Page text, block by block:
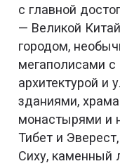
с главной
— Великой
городом,
мегаполисами с
архитектурой и
зданиями,
монастырями и
Тибет и
Сиху, каменный